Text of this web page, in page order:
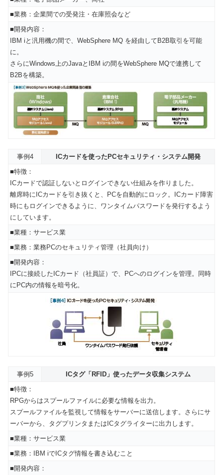
■業務：企業間での受発注・在庫照会など
■開発内容：
IBM iと汎用機の間で、WebSphere MQ を経由してB2B取引を可能
に。
さらにWindows上のJavaとIBM iの間をWebSphere MQで連携して
B2Bを構築。
事例4
ICカードを使ったPCセキュリティ・システム開発
■特徴：
ICカードで認証しないとログインできない仕組みを作りました。
離席時にICカードを引き抜くと、PCを自動的にロック。ICカード障害
時にもログインできるように、ワンタイムパスワードを発行するよう
にしています。
■業種：サービス業
■業務：業務PCのセキュリティ管理（社員向け）
■開発内容：
IPCに接続したICカード（社員証）で、PCへのログインを管理。同時
にPC内の情報を暗号化。
事例5
ICタグ「RFID」使ったデータ収集システム
■特徴：
RPGからはスプールファイルに必要な情報を出力。
スプールファイルを監視して情報をサーバーに送信します。さらにサ
ーバーから、タグプリンタまたはICタグライターに出力します。
■業種：サービス業
■業務：IBM iでICタグ情報を書き込むこと
■開発内容：